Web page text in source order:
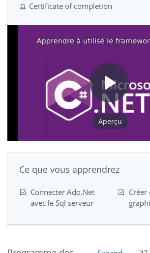
Certificate of completion
Play
Video
Aperçu
Ce que vous apprendrez
Connecter Ado.Net
avec le Sql serveur
Créer